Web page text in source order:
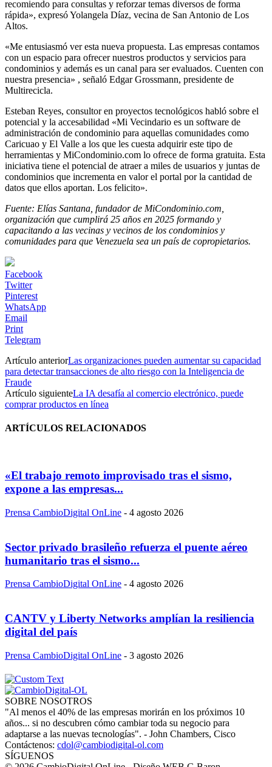
recomiendo para consultas y reforzar temas diversos de forma
rápida», expresó Yolangela Díaz, vecina de San Antonio de Los
Altos.
«Me entusiasmó ver esta nueva propuesta. Las empresas contamos
con un espacio para ofrecer nuestros productos y servicios para
condominios y además es un canal para ser evaluados. Cuenten con
nuestra presencia» , señaló Edgar Grossmann, presidente de
Multirecicla.
Esteban Reyes, consultor en proyectos tecnológicos habló sobre el
potencial y la accesabilidad «Mi Vecindario es un software de
administración de condominio para aquellas comunidades como
Caricuao y El Valle a los que les cuesta adquirir este tipo de
herramientas y MiCondominio.com lo ofrece de forma gratuita. Esta
iniciativa tiene el potencial de atraer a miles de usuarios y juntas de
condominios que incrementa en valor el portal por la cantidad de
datos que ellos aportan. Los felicito».
Fuente: Elías Santana, fundador de MiCondominio.com,
organización que cumplirá 25 años en 2025 formando y
capacitando a las vecinas y vecinos de los condominios y
comunidades para que Venezuela sea un país de copropietarios.
Facebook
Twitter
Pinterest
WhatsApp
Email
Print
Telegram
Artículo anteriorLas organizaciones pueden aumentar su capacidad
para detectar transacciones de alto riesgo con la Inteligencia de
Fraude
Artículo siguienteLa IA desafía al comercio electrónico, puede
comprar productos en línea
ARTÍCULOS RELACIONADOS
«El trabajo remoto improvisado tras el sismo,
expone a las empresas...
Prensa CambioDigital OnLine - 4 agosto 2026
Sector privado brasileño refuerza el puente aéreo
humanitario tras el sismo...
Prensa CambioDigital OnLine - 4 agosto 2026
CANTV y Liberty Networks amplían la resiliencia
digital del país
Prensa CambioDigital OnLine - 3 agosto 2026
SOBRE NOSOTROS
"Al menos el 40% de las empresas morirán en los próximos 10
años... si no descubren cómo cambiar toda su negocio para
adaptarse a las nuevas tecnologías". - John Chambers, Cisco
Contáctenos: cdol@cambiodigital-ol.com
SÍGUENOS